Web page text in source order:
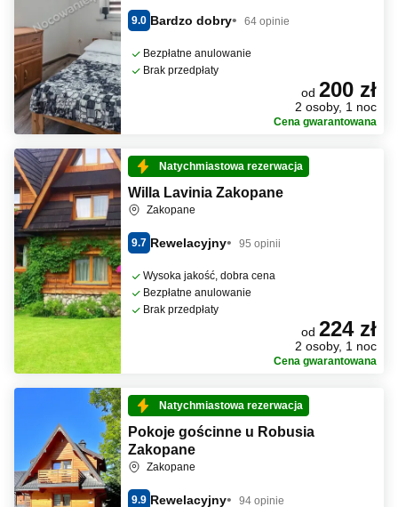
9.0 Bardzo dobry 64 opinie
Bezpłatne anulowanie
Brak przedpłaty
od 200 zł
2 osoby, 1 noc
Cena gwarantowana
Natychmiastowa rezerwacja
Willa Lavinia Zakopane
Zakopane
9.7 Rewelacyjny 95 opinii
Wysoka jakość, dobra cena
Bezpłatne anulowanie
Brak przedpłaty
od 224 zł
2 osoby, 1 noc
Cena gwarantowana
Natychmiastowa rezerwacja
Pokoje gościnne u Robusia
Zakopane
Zakopane
9.9 Rewelacyjny 94 opinie